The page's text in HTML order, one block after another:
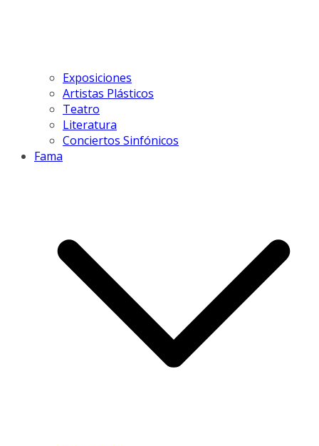
Exposiciones
Artistas Plásticos
Teatro
Literatura
Conciertos Sinfónicos
Fama